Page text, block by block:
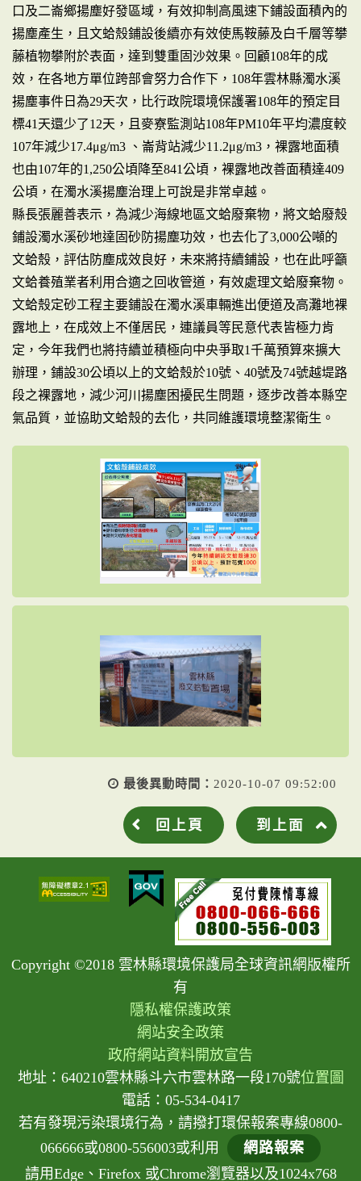
口及二崙鄉揚塵好發區域，有效抑制高風速下鋪設面積內的
揚塵產生，且文蛤殼鋪設後續亦有效使馬鞍藤及白千層等攀
藤植物攀附於表面，達到雙重固沙效果。回顧108年的成
效，在各地方單位跨部會努力合作下，108年雲林縣濁水溪
揚塵事件日為29天次，比行政院環境保護署108年的預定目
標41天還少了12天，且麥寮監測站108年PM10年平均濃度較
107年減少17.4μg/m3 、崙背站減少11.2μg/m3，裸露地面積
也由107年的1,250公頃降至841公頃，裸露地改善面積達409
公頃，在濁水溪揚塵治理上可說是非常卓越。
縣長張麗善表示，為減少海線地區文蛤廢棄物，將文蛤廢殼
鋪設濁水溪砂地達固砂防揚塵功效，也去化了3,000公噸的
文蛤殼，評估防塵成效良好，未來將持續鋪設，也在此呼籲
文蛤養殖業者利用合適之回收管道，有效處理文蛤廢棄物。
文蛤殼定砂工程主要鋪設在濁水溪車輛進出便道及高灘地裸
露地上，在成效上不僅居民，連議員等民意代表皆極力肯
定，今年我們也將持續並積極向中央爭取1千萬預算來擴大
辦理，鋪設30公頃以上的文蛤殼於10號、40號及74號越堤路
段之裸露地，減少河川揚塵困擾民生問題，逐步改善本縣空
氣品質，並協助文蛤殼的去化，共同維護環境整潔衛生。
最後異動時間： 2020-10-07 09:52:00
回上頁 到上面
Copyright ©2018 雲林縣環境保護局全球資訊網版權所
有
隱私權保護政策
網站安全政策
政府網站資料開放宣告
地址：640210雲林縣斗六市雲林路一段170號位置圖
電話：05-534-0417
若有發現污染環境行為，請撥打環保報案專線0800-
066666或0800-556003或利用
網路報案
請用Edge、Firefox 或Chrome瀏覽器以及1024x768